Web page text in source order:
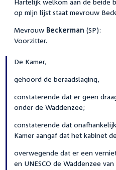
op mijn lijst staat mevrouw
Mevrouw Beckerman (SP):
Voorzitter.
De Kamer,
gehoord de beraadslaging,
constaterende dat er geen
onder de Waddenzee;
constaterende dat
Kamer aangaf dat het kabinet
overwegende dat er een
en UNESCO de Waddenzee